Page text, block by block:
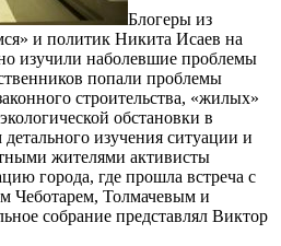
Блогеры из
и политик Никита Исаев на
изучили наболевшие проблемы
попали проблемы
строительства, «жилых»
обстановки в
изучения ситуации и
жителями активисты
города, где прошла встреча с
Чеботарем, Толмачевым и
собрание представлял Виктор